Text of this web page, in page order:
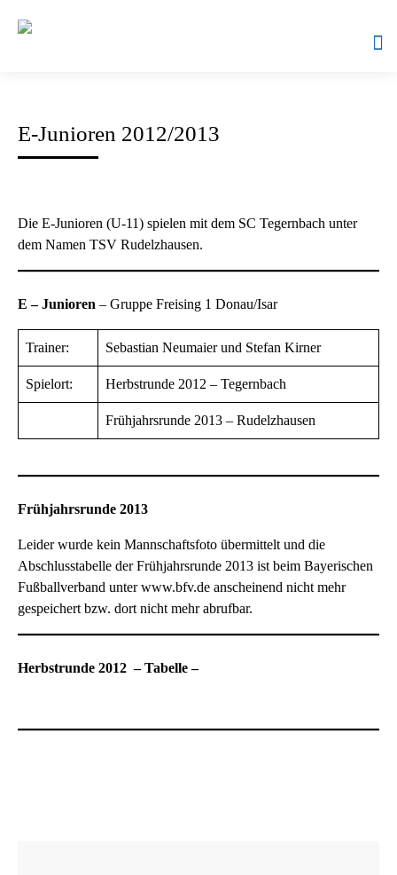
E-Junioren 2012/2013
Die E-Junioren (U-11) spielen mit dem SC Tegernbach unter
dem Namen TSV Rudelzhausen.
E – Junioren – Gruppe Freising 1 Donau/Isar
Trainer: Sebastian Neumaier und Stefan Kirner
Spielort: Herbstrunde 2012 – Tegernbach
Frühjahrsrunde 2013 – Rudelzhausen
Frühjahrsrunde 2013
Leider wurde kein Mannschaftsfoto übermittelt und die
Abschlusstabelle der Frühjahrsrunde 2013 ist beim Bayerischen
Fußballverband unter www.bfv.de anscheinend nicht mehr
gespeichert bzw. dort nicht mehr abrufbar.
Herbstrunde 2012 – Tabelle –